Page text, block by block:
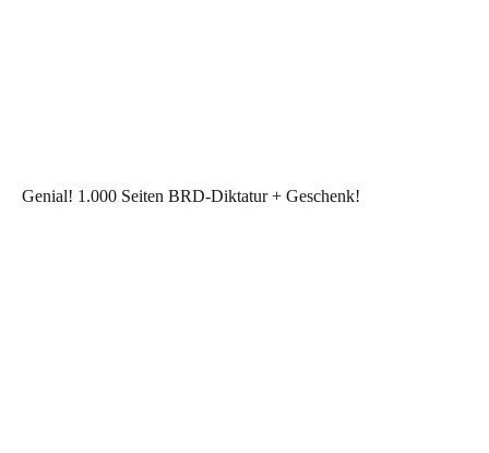
Genial! 1.000 Seiten BRD-Diktatur + Geschenk!